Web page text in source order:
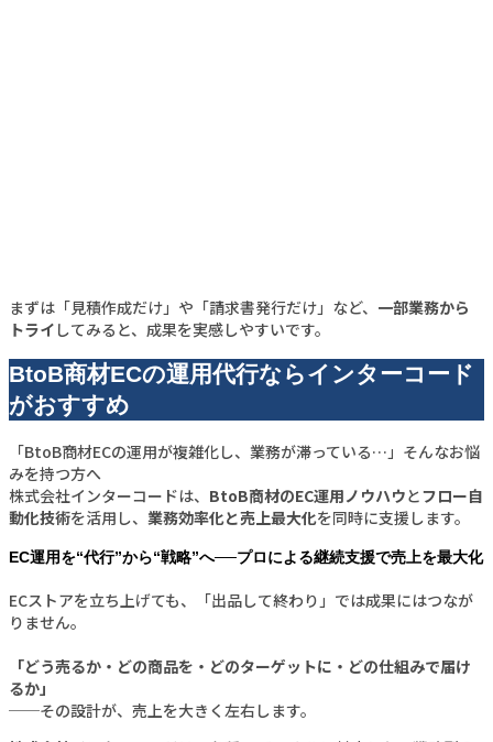
まずは「見積作成だけ」や「請求書発行だけ」など、 一部業務から
トライ してみると、成果を実感しやすいです。
BtoB商材ECの運用代行ならインターコード
がおすすめ
「BtoB商材ECの運用が複雑化し、業務が滞っている…」そんなお悩
みを持つ方へ
株式会社インターコードは、 BtoB商材のEC運用ノウハウとフロー自
動化技術を活用し、 業務効率化と売上最大化を同時に支援します。
EC運用を“代行”から“戦略”へ──プロによる継続支援で売上を最大化
ECストアを立ち上げても、「出品して終わり」では成果にはつなが
りません。
「どう売るか・どの商品を・どのターゲットに・どの仕組みで届け
るか」
──その設計が、売上を大きく左右します。